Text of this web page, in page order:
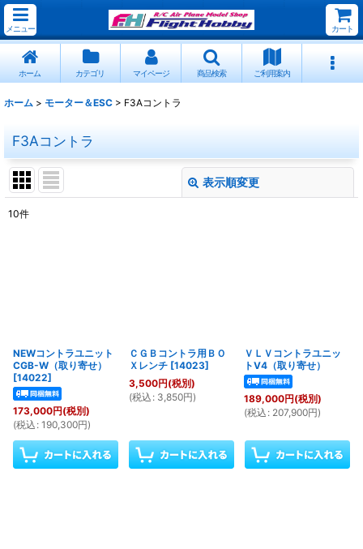
メニュー カート
ホーム カテゴリ マイページ 商品検索 ご利用案内
ホーム > モーター＆ESC > F3Aコントラ
F3Aコントラ
表示順変更
10件
NEWコントラユニット
CGB-W（取り寄せ）
[14022]
173,000円(税別)
(税込 : 190,300円)
ＣＧＢコントラ用ＢＯ
Ｘレンチ [14023]
3,500円(税別)
(税込 : 3,850円)
ＶＬＶコントラユニッ
トV4（取り寄せ）
189,000円(税別)
(税込 : 207,900円)